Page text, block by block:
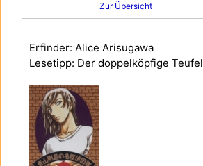
Zur Übersicht
Erfinder: Alice Arisugawa
Lesetipp: Der doppelköpfige Teufel